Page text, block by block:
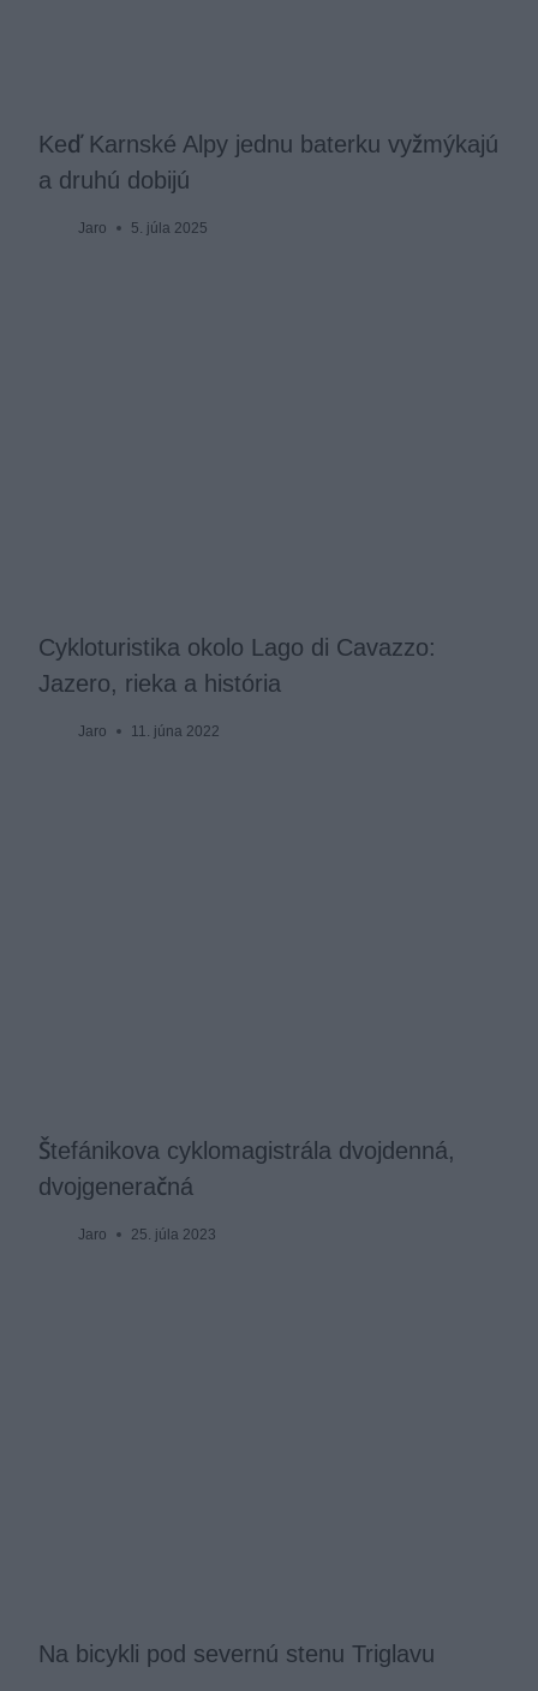
Keď Karnské Alpy jednu baterku vyžmýkajú
a druhú dobijú
Jaro 5. júla 2025
Cykloturistika okolo Lago di Cavazzo:
Jazero, rieka a história
Jaro 11. júna 2022
Štefánikova cyklomagistrála dvojdenná,
dvojgeneračná
Jaro 25. júla 2023
Na bicykli pod severnú stenu Triglavu